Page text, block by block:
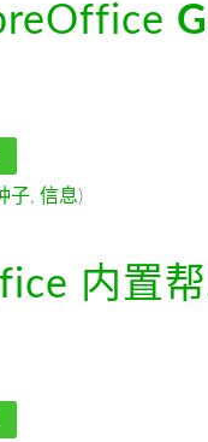
子, 信息)
内置